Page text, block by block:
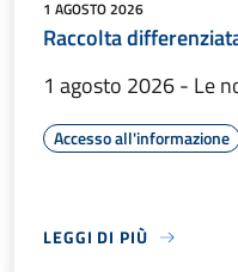
1 AGOSTO 2026
Raccolta
1 agosto 2026 - Le
Accesso all'informazione
LEGGI DI PIÙ